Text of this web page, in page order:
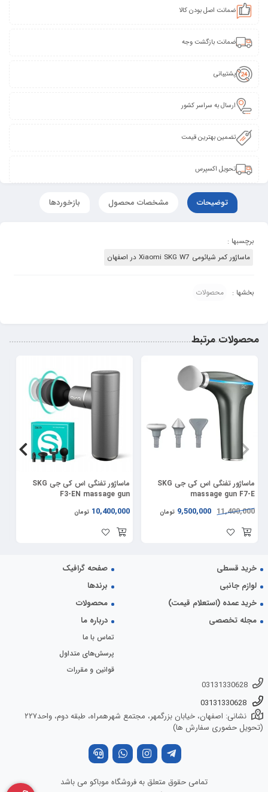
ضمانت اصل بودن کالا
ضمانت بازگشت وجه
پشتیبانی
ارسال به سراسر کشور
تضمین بهترین قیمت
تحویل اکسپرس
توضیحات مشخصات محصول بازخوردها
برچسبها :
ماساژور کمر شیائومی Xiaomi SKG W7 در اصفهان
بخشها : محصولات
محصولات مرتبط
17%
ماساژور تفنگی اس کی جی SKG
massage gun F7-E
11,400,000
9,500,000 تومان
ماساژور تفنگی اس کی جی SKG
F3-EN massage gun
10,400,000 تومان
خرید قسطی
صفحه گرافیک
لوازم جانبی
برندها
خرید عمده (استعلام قیمت)
محصولات
مجله تخصصی
درباره ما
تماس با ما
پرسش‌های متداول
قوانین و مقررات
03131330628
03131330628
نشانی: اصفهان، خیابان بزرگمهر، مجتمع شهرهمراه، طبقه دوم، واحد۲۲۷
(تحویل حضوری سفارش ها)
تمامی حقوق متعلق به فروشگاه موباکو می باشد